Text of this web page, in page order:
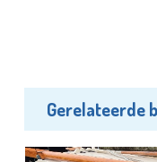
Gerelateerde